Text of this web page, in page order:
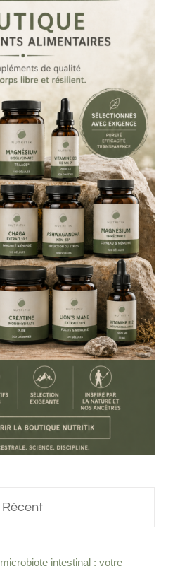
Récent
intestinal : votre